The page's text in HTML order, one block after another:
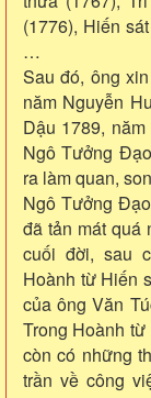
(1776), Hiến
…
Sau đó, ông
năm Nguyễn
Dậu 1789,
Ngô Tưởng
ra làm quan,
Ngô Tưởng
đã tản mát quá
cuối đời, sau
Hoành từ Hiến
của ông Văn
Trong Hoành
còn có những
trần về công